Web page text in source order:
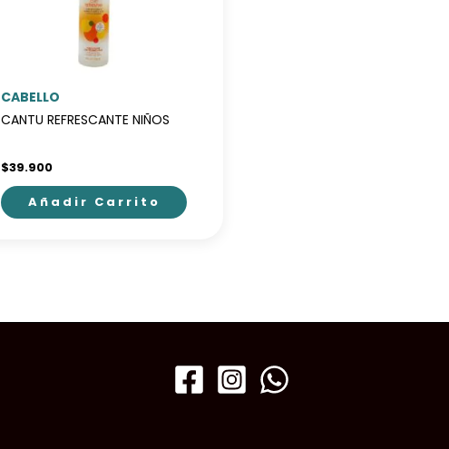
CABELLO
CANTU REFRESCANTE NIÑOS
$39.900
Añadir Carrito